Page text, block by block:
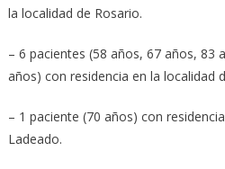
la localidad de Rosario.
– 6 pacientes (58 años, 67 años, 83
años) con residencia en la localidad
– 1 paciente (70 años) con
Ladeado.